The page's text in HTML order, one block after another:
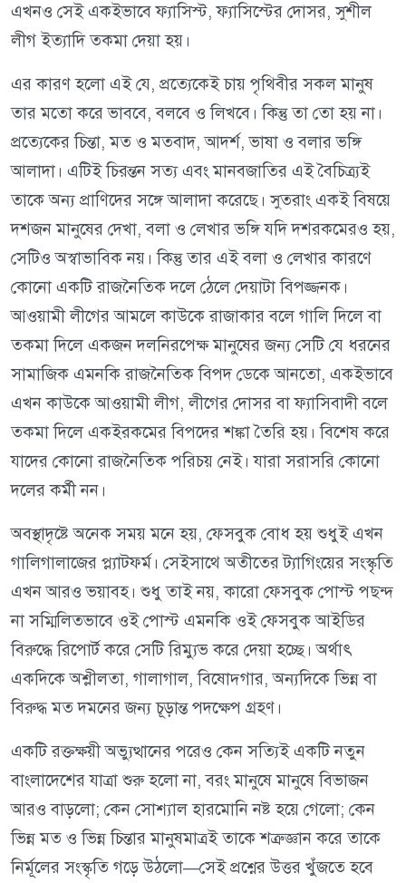
এখনও সেই একইভাবে ফ্যাসিস্ট, ফ্যাসিস্টের দোসর, সুশীল
লীগ ইত্যাদি তকমা দেয়া হয়।
এর কারণ হলো এই যে, প্রত্যেকেই চায় পৃথিবীর সকল মানুষ
তার মতো করে ভাববে, বলবে ও লিখবে। কিন্তু তা তো হয় না।
প্রত্যেকের চিন্তা, মত ও মতবাদ, আদর্শ, ভাষা ও বলার ভঙ্গি
আলাদা। এটিই চিরন্তন সত্য এবং মানবজাতির এই বৈচিত্র্যই
তাকে অন্য প্রাণিদের সঙ্গে আলাদা করেছে। সুতরাং একই বিষয়ে
দশজন মানুষের দেখা, বলা ও লেখার ভঙ্গি যদি দশরকমেরও হয়,
সেটিও অস্বাভাবিক নয়। কিন্তু তার এই বলা ও লেখার কারণে
কোনো একটি রাজনৈতিক দলে ঠেলে দেয়াটা বিপজ্জনক।
আওয়ামী লীগের আমলে কাউকে রাজাকার বলে গালি দিলে বা
তকমা দিলে একজন দলনিরপেক্ষ মানুষের জন্য সেটি যে ধরনের
সামাজিক এমনকি রাজনৈতিক বিপদ ডেকে আনতো, একইভাবে
এখন কাউকে আওয়ামী লীগ, লীগের দোসর বা ফ্যাসিবাদী বলে
তকমা দিলে একইরকমের বিপদের শঙ্কা তৈরি হয়। বিশেষ করে
যাদের কোনো রাজনৈতিক পরিচয় নেই। যারা সরাসরি কোনো
দলের কর্মী নন।
অবস্থাদৃষ্টে অনেক সময় মনে হয়, ফেসবুক বোধ হয় শুধুই এখন
গালিগালাজের প্ল্যাটফর্ম। সেইসাথে অতীতের ট্যাগিংয়ের সংস্কৃতি
এখন আরও ভয়াবহ। শুধু তাই নয়, কারো ফেসবুক পোস্ট পছন্দ
না সম্মিলিতভাবে ওই পোস্ট এমনকি ওই ফেসবুক আইডির
বিরুদ্ধে রিপোর্ট করে সেটি রিম্যুভ করে দেয়া হচ্ছে। অর্থাৎ
একদিকে অশ্লীলতা, গালাগাল, বিষোদ্গার, অন্যদিকে ভিন্ন বা
বিরুদ্ধ মত দমনের জন্য চূড়ান্ত পদক্ষেপ গ্রহণ।
একটি রক্তক্ষয়ী অভ্যুত্থানের পরেও কেন সত্যিই একটি নতুন
বাংলাদেশের যাত্রা ‍শুরু হলো না, বরং মানুষে মানুষে বিভাজন
আরও বাড়লো; কেন সোশ্যাল হারমোনি নষ্ট হয়ে গেলো; কেন
ভিন্ন মত ও ভিন্ন চিন্তার মানুষমাত্রই তাকে শত্রুজ্ঞান করে তাকে
নির্মূলের সংস্কৃতি গড়ে উঠলো—সেই প্রশ্নের উত্তর খুঁজতে হবে